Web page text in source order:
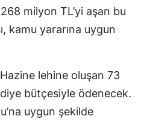
milyon TL’yi aşan bu
kamu yararına uygun
lehine oluşan 73
bütçesiyle ödenecek.
uygun şekilde